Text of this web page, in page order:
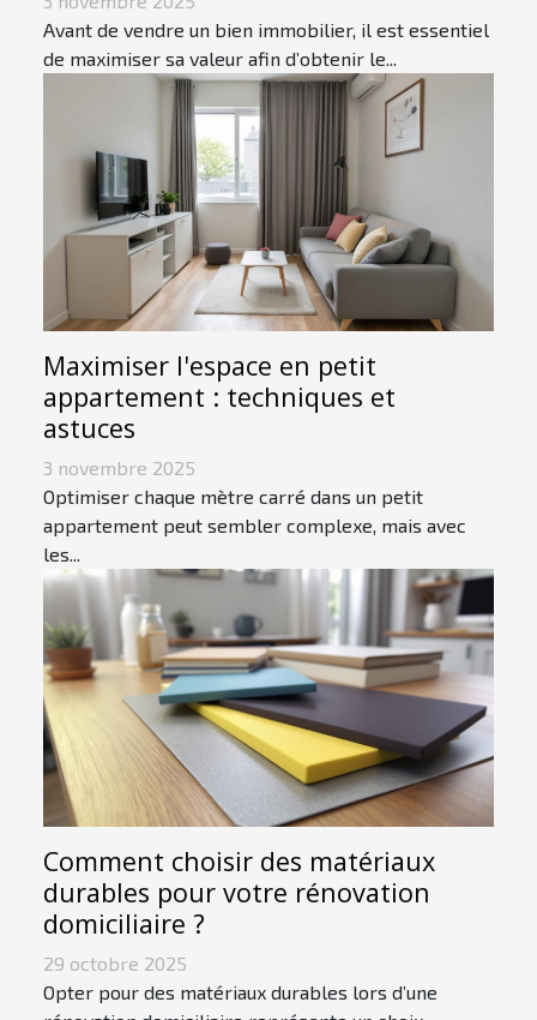
Avant de vendre un bien immobilier, il est essentiel
de maximiser sa valeur afin d’obtenir le...
Maximiser l'espace en petit
appartement : techniques et
astuces
3 novembre 2025
Optimiser chaque mètre carré dans un petit
appartement peut sembler complexe, mais avec
les...
Comment choisir des matériaux
durables pour votre rénovation
domiciliaire ?
29 octobre 2025
Opter pour des matériaux durables lors d’une